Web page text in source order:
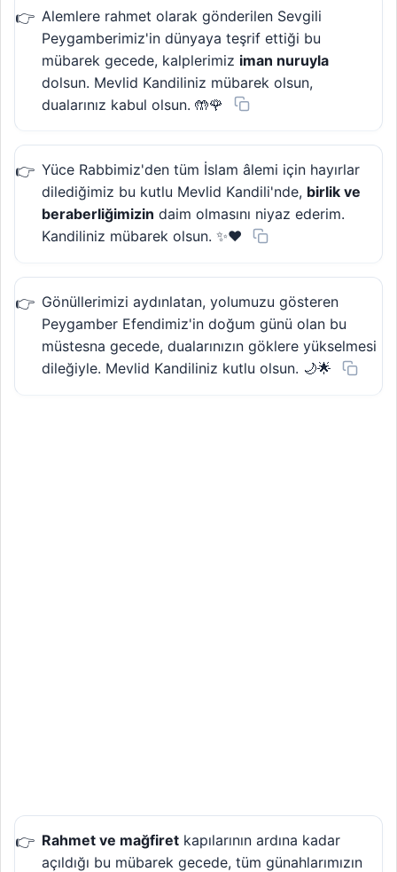
Alemlere rahmet olarak gönderilen Sevgili
Peygamberimiz'in dünyaya teşrif ettiği bu
mübarek gecede, kalplerimiz iman nuruyla
dolsun. Mevlid Kandiliniz mübarek olsun,
dualarınız kabul olsun. 🤲🌹
Yüce Rabbimiz'den tüm İslam âlemi için hayırlar
dilediğimiz bu kutlu Mevlid Kandili'nde, birlik ve
beraberliğimizin daim olmasını niyaz ederim.
Kandiliniz mübarek olsun. ✨❤️
Gönüllerimizi aydınlatan, yolumuzu gösteren
Peygamber Efendimiz'in doğum günü olan bu
müstesna gecede, dualarınızın göklere yükselmesi
dileğiyle. Mevlid Kandiliniz kutlu olsun. 🌙🌟
Rahmet ve mağfiret kapılarının ardına kadar
açıldığı bu mübarek gecede, tüm günahlarımızın